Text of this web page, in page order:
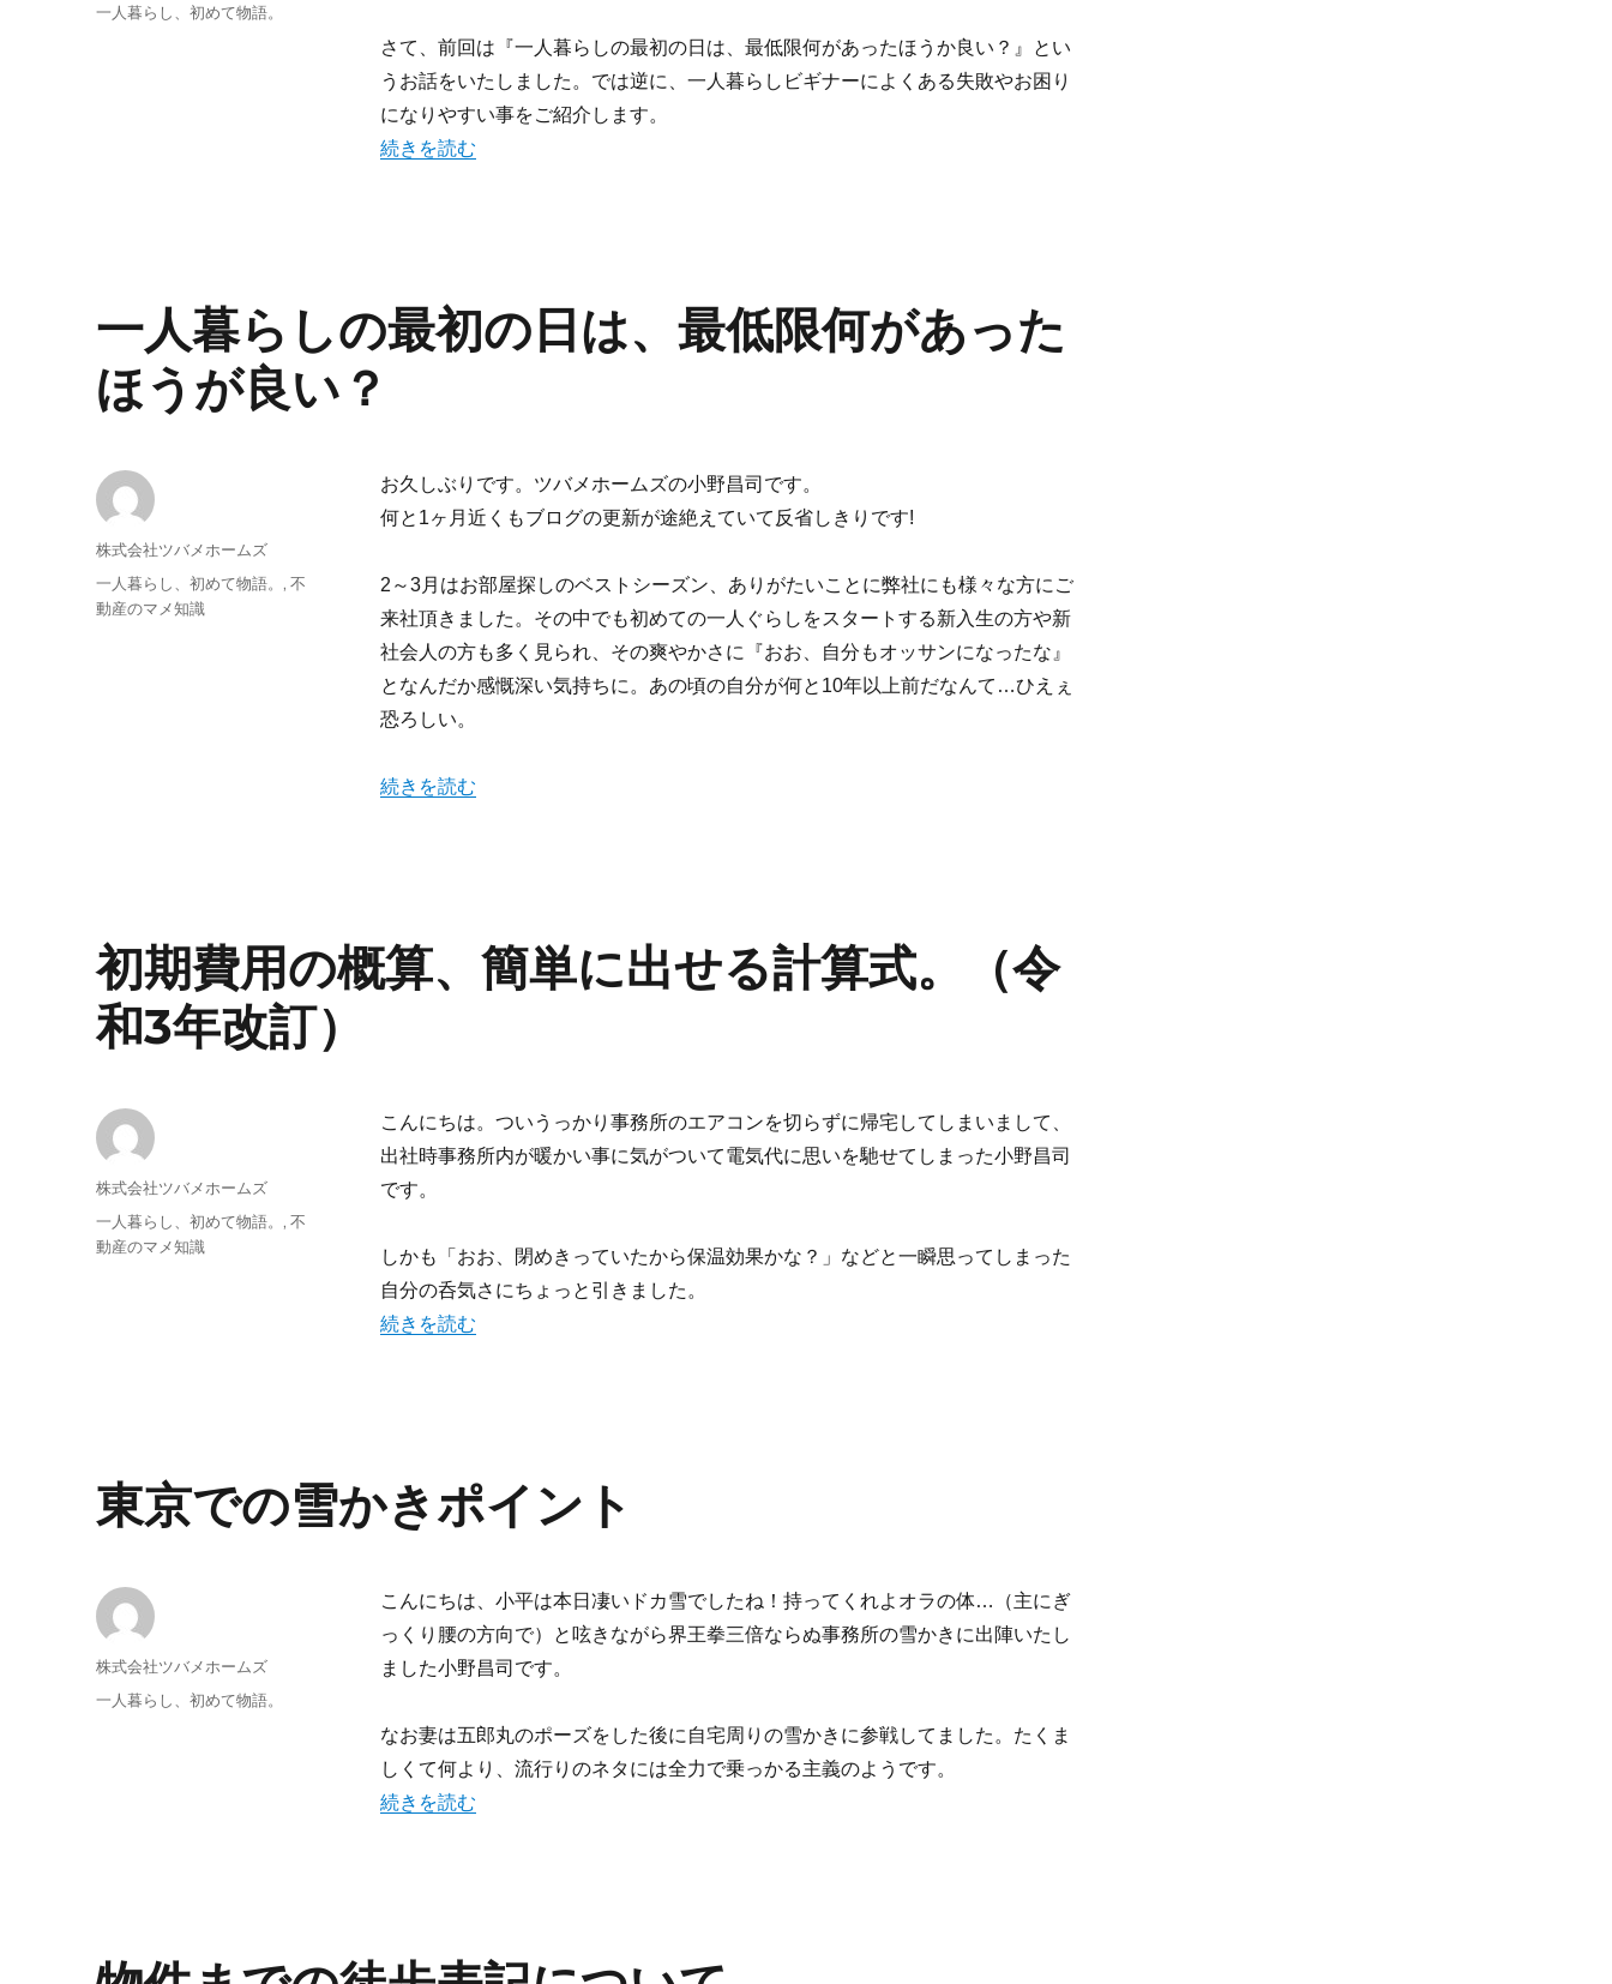
さて、前回は『一人暮らしの最初の日は、最低限何があったほうか良い？』とい
うお話をいたしました。では逆に、一人暮らしビギナーによくある失敗やお困り
になりやすい事をご紹介します。
“一人暮らしビギナー、ありがちな過ち。” の
続きを読む
投
カ
一人暮らし、初めて物語。
一人暮らしの最初の日は、最低限何があった
ほうが良い？
お久しぶりです。ツバメホームズの小野昌司です。
何と1ヶ月近くもブログの更新が途絶えていて反省しきりです!
2～3月はお部屋探しのベストシーズン、ありがたいことに弊社にも様々な方にご
来社頂きました。その中でも初めての一人ぐらしをスタートする新入生の方や新
社会人の方も多く見られ、その爽やかさに『おお、自分もオッサンになったな』
となんだか感慨深い気持ちに。あの頃の自分が何と10年以上前だなんて…ひえぇ
恐ろしい。
“一人暮らしの最初の日は、最低限何があったほうが良い？” の
続きを読む
投
者
株式会社ツバメホームズ
投
稿
カ
テ
一人暮らし、初めて物語。 ,不
動産のマメ知識
初期費用の概算、簡単に出せる計算式。（令
和3年改訂）
こんにちは。ついうっかり事務所のエアコンを切らずに帰宅してしまいまして、
出社時事務所内が暖かい事に気がついて電気代に思いを馳せてしまった小野昌司
です。
しかも「おお、閉めきっていたから保温効果かな？」などと一瞬思ってしまった
自分の呑気さにちょっと引きました。
“初期費用の概算、簡単に出せる計算式。（令和3年改訂）” の
続きを読む
投
者
株式会社ツバメホームズ
投
稿
カ
テ
一人暮らし、初めて物語。 ,不
動産のマメ知識
東京での雪かきポイント
こんにちは、小平は本日凄いドカ雪でしたね！持ってくれよオラの体…（主にぎ
っくり腰の方向で）と呟きながら界王拳三倍ならぬ事務所の雪かきに出陣いたし
ました小野昌司です。
なお妻は五郎丸のポーズをした後に自宅周りの雪かきに参戦してました。たくま
しくて何より、流行りのネタには全力で乗っかる主義のようです。
“東京での雪かきポイント” の
続きを読む
投
株式会社ツバメホームズ
投
カ
一人暮らし、初めて物語。